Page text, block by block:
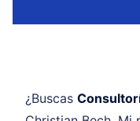
¿Buscas